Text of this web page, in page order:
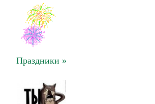
Праздники »